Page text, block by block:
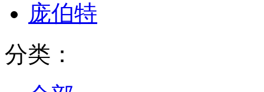
庞伯特
分类：